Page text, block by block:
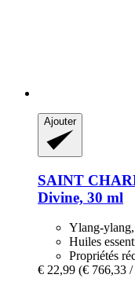
Ajouter
SAINT
Divine, 30 ml
Ylang-
Huiles
Propriétés
€ 22,99 (€ 766,33